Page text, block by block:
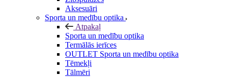
Aksesuāri
Sporta un medību optika
Atpakaļ
Sporta un medību optika
Termālās ierīces
OUTLET Sporta un medību optika
Tēmekļi
Tālmēri